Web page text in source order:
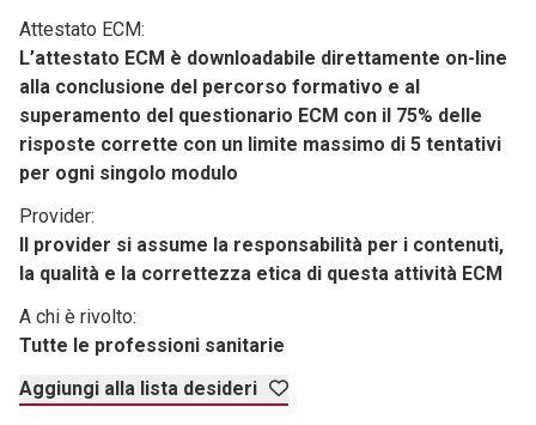
Attestato ECM:
L’attestato ECM è downloadabile direttamente on-line
alla conclusione del percorso formativo e al
superamento del questionario ECM con il 75% delle
risposte corrette con un limite massimo di 5 tentativi
per ogni singolo modulo
Provider:
Il provider si assume la responsabilità per i contenuti,
la qualità e la correttezza etica di questa attività ECM
A chi è rivolto:
Tutte le professioni sanitarie
Aggiungi alla lista desideri